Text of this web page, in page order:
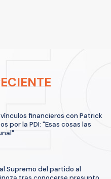
financieros con Patrick
por la PDI: "Esas cosas las
Supremo del partido al